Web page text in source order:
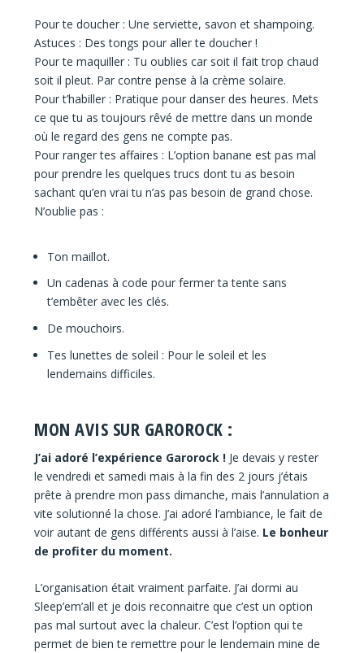
Pour te doucher : Une serviette, savon et shampoing.
Astuces : Des tongs pour aller te doucher !
Pour te maquiller : Tu oublies car soit il fait trop chaud
soit il pleut. Par contre pense à la crème solaire.
Pour t’habiller : Pratique pour danser des heures. Mets
ce que tu as toujours rêvé de mettre dans un monde
où le regard des gens ne compte pas.
Pour ranger tes affaires : L’option banane est pas mal
pour prendre les quelques trucs dont tu as besoin
sachant qu’en vrai tu n’as pas besoin de grand chose.
N’oublie pas :
Ton maillot.
Un cadenas à code pour fermer ta tente sans
t’embêter avec les clés.
De mouchoirs.
Tes lunettes de soleil : Pour le soleil et les
lendemains difficiles.
MON AVIS SUR GAROROCK :
J’ai adoré l’expérience Garorock ! Je devais y rester
le vendredi et samedi mais à la fin des 2 jours j’étais
prête à prendre mon pass dimanche, mais l’annulation a
vite solutionné la chose. J’ai adoré l’ambiance, le fait de
voir autant de gens différents aussi à l’aise. Le bonheur
de profiter du moment.
L’organisation était vraiment parfaite. J’ai dormi au
Sleep’em’all et je dois reconnaitre que c’est un option
pas mal surtout avec la chaleur. C’est l’option qui te
permet de bien te remettre pour le lendemain mine de